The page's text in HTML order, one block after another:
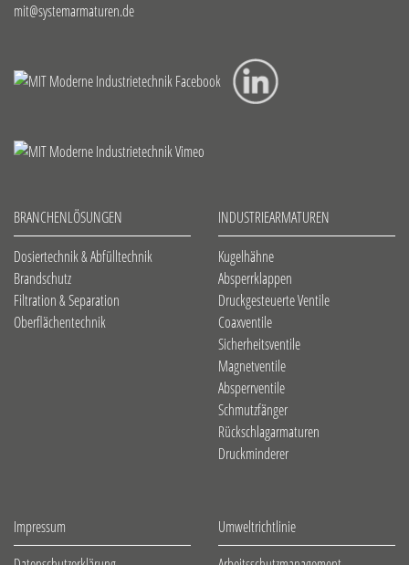
mit@systemarmaturen.de
BRANCHENLÖSUNGEN
Dosiertechnik & Abfülltechnik
Brandschutz
Filtration & Separation
Oberflächentechnik
INDUSTRIEARMATUREN
Kugelhähne
Absperrklappen
Druckgesteuerte Ventile
Coaxventile
Sicherheitsventile
Magnetventile
Absperrventile
Schmutzfänger
Rückschlagarmaturen
Druckminderer
Impressum
Umweltrichtlinie